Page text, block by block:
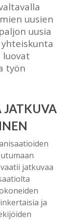
uusien
uusia
luovat
työn
JATKUVA
jatkuvaa
ja